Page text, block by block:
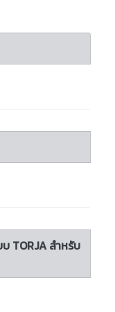
บ TORJA สำหรับ